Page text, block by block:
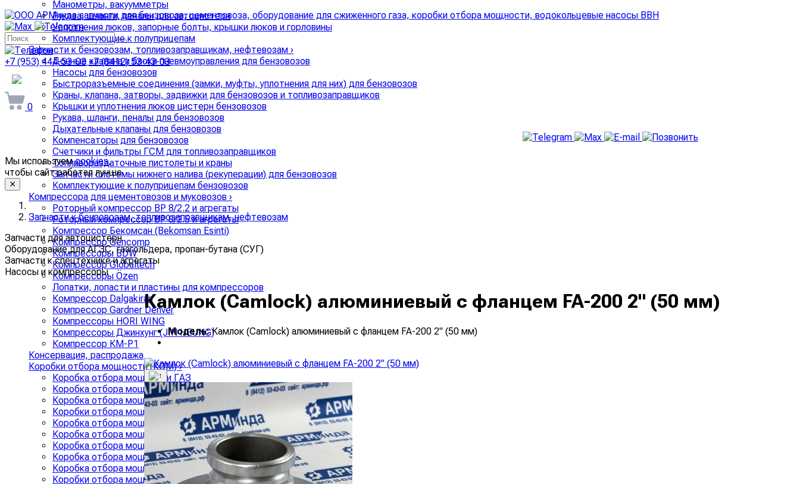
+7 (953) 444-53-03 +7 (8412) 53-43-03
arminda58@mail.ru
0
Манометры, вакуумметры
Рукава, шланги, пеналы для автоцистерн
Уплотнения люков, запорные болты, крышки люков и горловины
Комплектующие к полуприцепам
Запчасти к бензовозам, топливозаправщикам, нефтевозам ›
Донные клапана и блоки пневмоуправления для бензовозов
Насосы для бензовозов
Быстроразъемные соединения (замки, муфты, уплотнения для них) для бензовозов
Краны, клапана, затворы, задвижки для бензовозов и топливозаправщиков
Крышки и уплотнения люков цистерн бензовозов
Рукава, шланги, пеналы для бензовозов
Дыхательные клапаны для бензовозов
Компенсаторы для бензовозов
Счетчики и фильтры ГСМ для топливозаправщиков
Топливораздаточные пистолеты и краны
Запчасти системы нижнего налива (рекуперации) для бензовозов
Комплектующие к полуприцепам бензовозов
Компрессора для цементовозов и муковозов ›
Роторный компрессор ВР 8/2.2 и агрегаты
Роторный компрессор ВР 8/2.5 и агрегаты
Компрессор Бекомсан (Bekomsan Esinti)
Компрессор Gencomp
Компрессоры BDW
Компрессор Globaltech
Компрессоры Özen
Лопатки, лопасти и пластины для компрессоров
Компрессор Dalgakiran
Компрессор Gardner Denver
Компрессоры HORI WING
Компрессоры Джинхунг (JIN HEUNG)
Компрессор КМ-Р1
Консервация, распродажа
Коробки отбора мощности (КОМ)›
Коробка отбора мощности ГАЗ
Коробка отбора мощности КАМАЗ
Коробка отбора мощности МАЗ
Коробки отбора мощности ЗИЛ
Коробка отбора мощности ZF
Коробка отбора мощности на ГАЗЕЛЬ
Коробка отбора мощности для спецтехники
Коробка отбора мощности КРАЗ
Коробка отбора мощности Валдай
Коробки отбора мощности УРАЛ
Мы используемcookies,
чтобы сайт работал лучше.
Запчасти к бензовозам, топливозаправщикам, нефтевозам
Запчасти для автоцистерн
Оборудование для АГЗС, газгольдера, пропан-бутана (СУГ)
Запчасти к спецтехнике и агрегаты
Насосы и компрессоры
Камлок (Camlock) алюминиевый с фланцем FA-200 2" (50 мм)
Модель: Камлок (Camlock) алюминиевый с фланцем FA-200 2" (50 мм)